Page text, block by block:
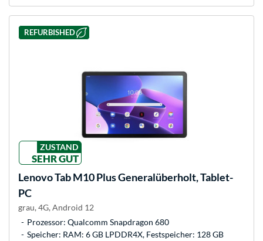
REFURBISHED
ZUSTAND
SEHR GUT
LenovoTab M10 Plus Generalüberholt, Tablet-
PC
grau, 4G, Android 12
Prozessor: Qualcomm Snapdragon 680
Speicher: RAM: 6 GB LPDDR4X, Festspeicher: 128 GB